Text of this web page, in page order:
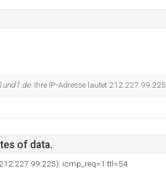
. Ihre IP-Adresse lautet 212.227.99.225.
of data.
icmp_req=1 ttl=54